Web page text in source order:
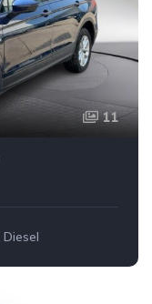
11
Diesel